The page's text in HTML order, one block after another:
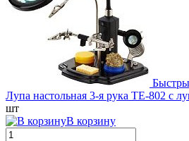
Лупа настольная 3-я рука TE-802 с
шт
В корзину